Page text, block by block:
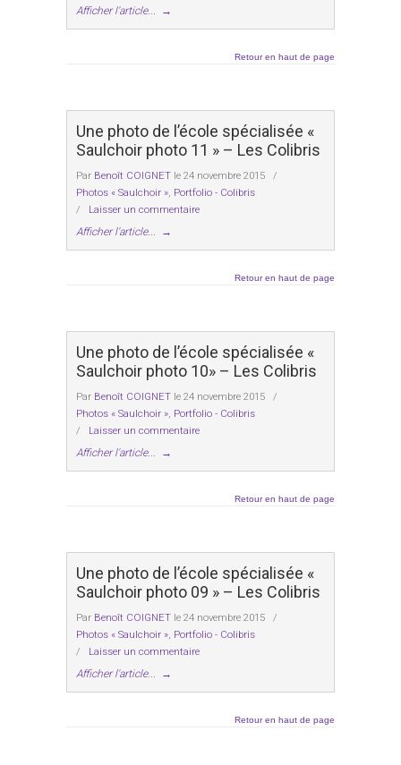
Afficher l'article...
→
Retour en haut de page
Une photo de l’école spécialisée «
Saulchoir photo 11 » – Les Colibris
Par Benoît COIGNET le 24 novembre 2015
/
Photos « Saulchoir », Portfolio - Colibris
/ Laisser un commentaire
Afficher l'article...
→
Retour en haut de page
Une photo de l’école spécialisée «
Saulchoir photo 10» – Les Colibris
Par Benoît COIGNET le 24 novembre 2015
/
Photos « Saulchoir », Portfolio - Colibris
/ Laisser un commentaire
Afficher l'article...
→
Retour en haut de page
Une photo de l’école spécialisée «
Saulchoir photo 09 » – Les Colibris
Par Benoît COIGNET le 24 novembre 2015
/
Photos « Saulchoir », Portfolio - Colibris
/ Laisser un commentaire
Afficher l'article...
→
Retour en haut de page